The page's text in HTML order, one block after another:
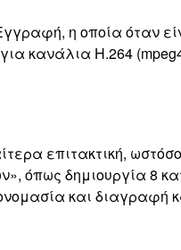
η οποία όταν
κανάλια H.264
επιτακτική,
όπως δημιουργία 8
και διαγραφή